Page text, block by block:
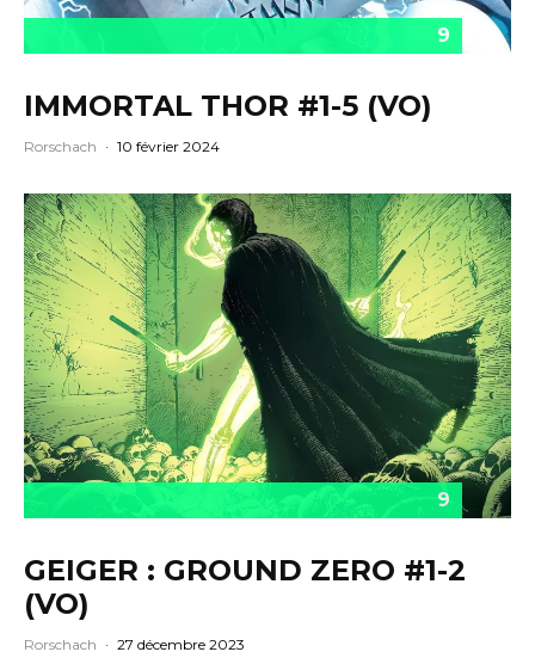
9
IMMORTAL THOR #1-5 (VO)
Rorschach · 10 février 2024
9
GEIGER : GROUND ZERO #1-2
(VO)
Rorschach · 27 décembre 2023